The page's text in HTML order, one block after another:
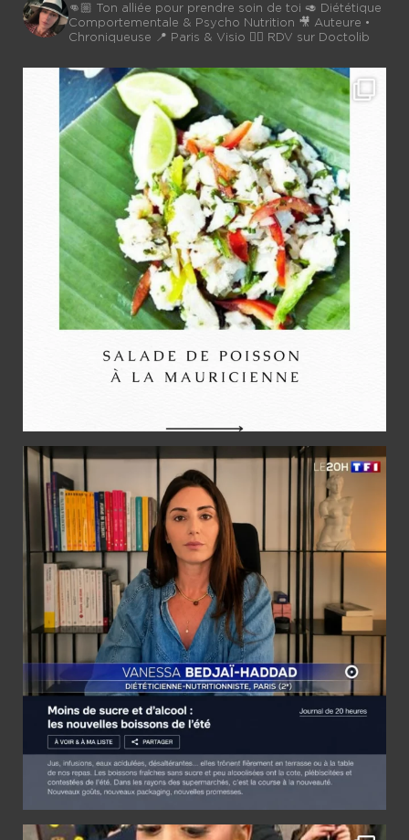
👊🏼 Ton alliée pour prendre soin de toi 🥑 Diététique
Comportementale & Psycho Nutrition 🎥 Auteure •
Chroniqueuse 📍 Paris & Visio 👉🏼 RDV sur Doctolib